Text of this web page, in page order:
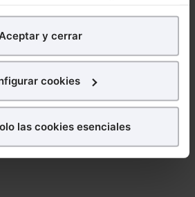
demejorar tu experienciaen
También con fines publicitarios,
publicidad y contenidos de tu
las esenciales
y cerrar
cookies
las cookies esenciales